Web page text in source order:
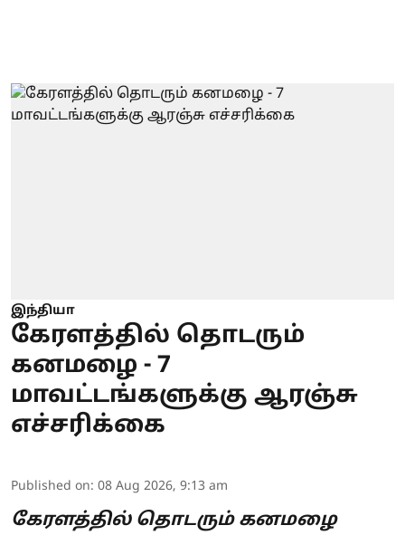
இந்தியா
கேரளத்தில் தொடரும்
கனமழை - 7
மாவட்டங்களுக்கு ஆரஞ்சு
எச்சரிக்கை
Published on: 08 Aug 2026, 9:13 am
கேரளத்தில் தொடரும் கனமழை